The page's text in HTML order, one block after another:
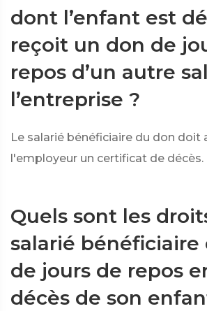
dont l’enfant est
reçoit un don de
repos d’un autre
l’entreprise ?
Le salarié bénéficiaire du don doit
l'employeur un certificat de décès.
Quels sont les
salarié bénéficiaire
de jours de repos
décès de son